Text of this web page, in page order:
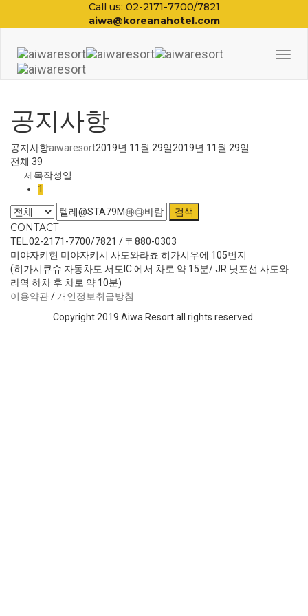
Call us: 02-2171-7700/7821
aiwa@koreanahotel.com
공지사항
공지사항aiwaresort2019년 11월 29일2019년 11월 29일
전체 39
제목작성일
1
검색
CONTACT
TEL.02-2171-7700/7821 / 〒880-0303
미야자키현 미야자키시 사도와라쵸 히가시우에 105번지
(히가시큐슈 자동차도 서도IC 에서 차로 약 15분/ JR 닛포선 사도와
라역 하차 후 차로 약 10분)
이용약관/ 개인정보취급방침
Copyright 2019.Aiwa Resort all rights reserved.